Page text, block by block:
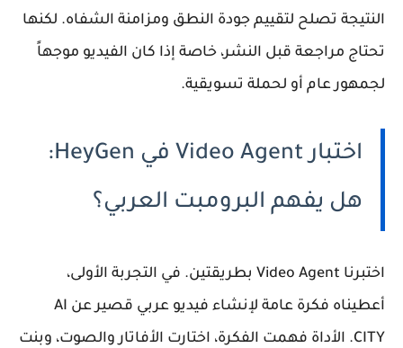
النتيجة تصلح لتقييم جودة النطق ومزامنة الشفاه. لكنها
تحتاج مراجعة قبل النشر، خاصة إذا كان الفيديو موجهاً
لجمهور عام أو لحملة تسويقية.
اختبار Video Agent في HeyGen:
هل يفهم البرومبت العربي؟
اختبرنا Video Agent بطريقتين. في التجربة الأولى،
أعطيناه فكرة عامة لإنشاء فيديو عربي قصير عن AI
CITY. الأداة فهمت الفكرة، اختارت الأفاتار والصوت، وبنت